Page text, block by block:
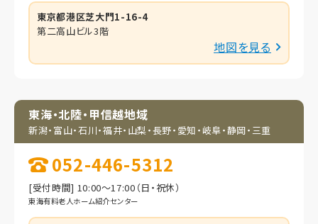
東京都港区芝大門1-16-4
第二高山ビル3階
地図を見る
東海・北陸・甲信越地域
新潟・富山・石川・福井・ 山梨・長野・愛知・岐阜・静岡・三重
052-446-5312
[受付時間] 10:00～17:00（日・祝休）
東海有料老人ホーム紹介センター